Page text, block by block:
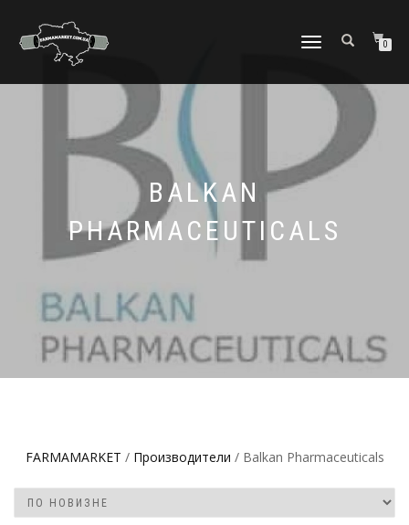
ПЕРЕКЛЮЧИТЬ
0
BALKAN
PHARMACEUTICALS
FARMAMARKET / Производители / Balkan Pharmaceuticals